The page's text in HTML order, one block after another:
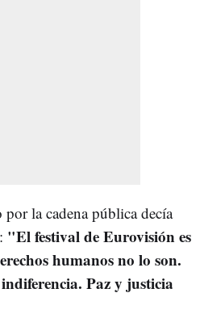
la cadena pública decía
"El festival de Eurovisión es
humanos no lo son.
Paz y justicia